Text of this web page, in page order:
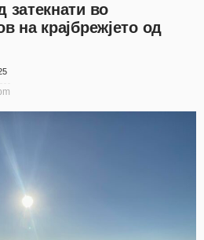
во
на крајбрежјето од